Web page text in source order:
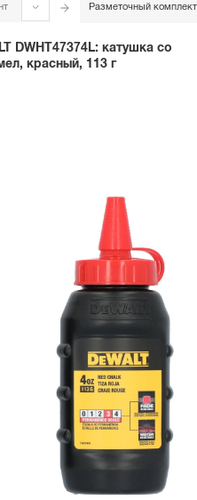
Разметочный
DWHT47374L: катушка со
красный, 113 г